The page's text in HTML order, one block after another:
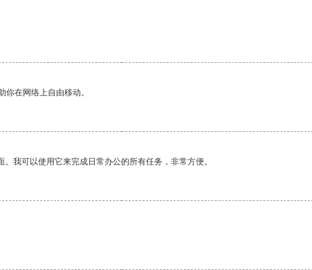
在网络上自由移动。
我可以使用它来完成日常办公的所有任务，非常方便。